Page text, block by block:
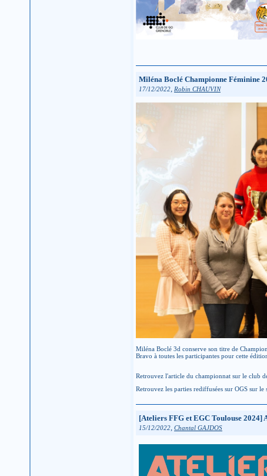
Miléna Boclé Championne Féminine
17/12/2022 Robin CHAUVIN
Miléna Boclé 3d conserve son titre de
Bravo à toutes les participantes pour cette
Retrouvez l'article du championnat sur le club
Retrouvez les parties rediffusées sur OGS sur le
[Ateliers FFG et EGC Toulouse
15/12/2022 Chantal GAJDOS